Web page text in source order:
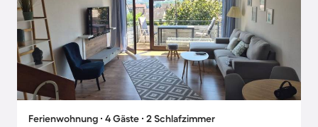
Ferienwohnung ∙ 4 Gäste ∙ 2 Schlafzimmer